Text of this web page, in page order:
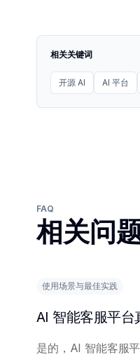
相关关键词
开源 AI AI 平台
FAQ
相关问
使用场景与最佳实践
AI 智能客服平台
是的，AI 智能客服